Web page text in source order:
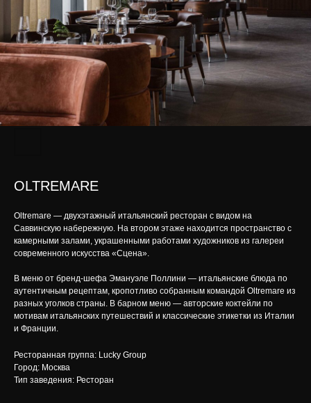
OLTREMARE
Oltremare — двухэтажный итальянский ресторан с видом на
Саввинскую набережную. На втором этаже находится пространство с
камерными залами, украшенными работами художников из галереи
современного искусства «Сцена».
В меню от бренд-шефа Эмануэле Поллини — итальянские блюда по
аутентичным рецептам, кропотливо собранным командой Oltremare из
разных уголков страны. В барном меню — авторские коктейли по
мотивам итальянских путешествий и классические этикетки из Италии
и Франции.
Ресторанная группа: Lucky Group
Город: Москва
Тип заведения: Ресторан